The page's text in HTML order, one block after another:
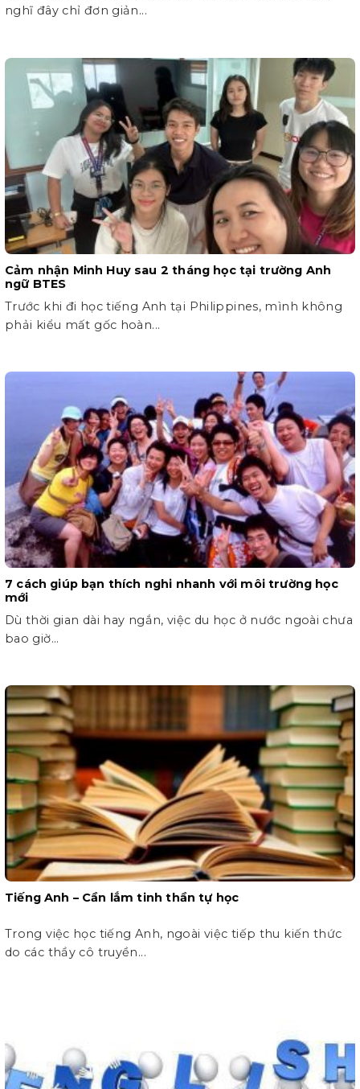
nghĩ đây chỉ đơn giản...
Cảm nhận Minh Huy sau 2 tháng học tại trường Anh
ngữ BTES
Trước khi đi học tiếng Anh tại Philippines, mình không
phải kiểu mất gốc hoàn...
7 cách giúp bạn thích nghi nhanh với môi trường học
mới
Dù thời gian dài hay ngắn, việc du học ở nước ngoài chưa
bao giờ...
Tiếng Anh – Cần lắm tinh thần tự học
Trong việc học tiếng Anh, ngoài việc tiếp thu kiến thức
do các thầy cô truyền...